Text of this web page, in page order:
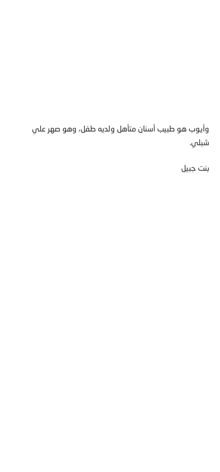
وأيوب هو طبيب أسنان متأهل ولديه طفل، وهو صهر علي
شبلي.
بنت جبيل